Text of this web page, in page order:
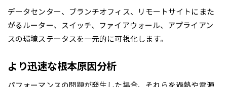
データセンター、ブランチオフィス、リモートサイトにまた
がるルーター、スイッチ、ファイアウォール、アプライアン
スの環境ステータスを一元的に可視化します。
より迅速な根本原因分析